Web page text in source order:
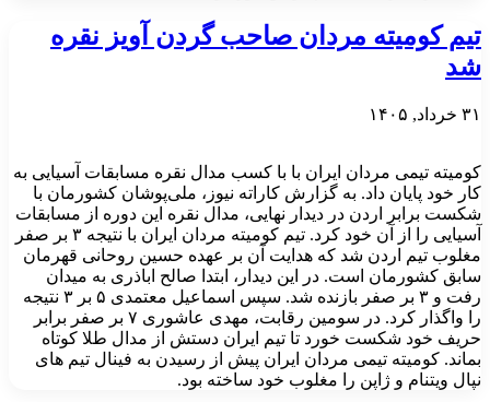
تیم کومیته مردان صاحب گردن آویز نقره
شد
۳۱ خرداد, ۱۴۰۵
کومیته تیمی مردان ایران با با کسب مدال نقره مسابقات آسیایی به
کار خود پایان داد. به گزارش کاراته نیوز، ملی‌پوشان کشورمان با
شکست برابر اردن در دیدار نهایی، مدال نقره این دوره از مسابقات
آسیایی را از آن خود کرد. تیم کومیته مردان ایران با نتیجه ۳ بر صفر
مغلوب تیم اردن شد که هدایت آن بر عهده حسین روحانی قهرمان
سابق کشورمان است. در این دیدار، ابتدا صالح اباذری به میدان
رفت و ۳ بر صفر بازنده شد. سپس اسماعیل معتمدی ۵ بر ۳ نتیجه
را واگذار کرد. در سومین رقابت، مهدی عاشوری ۷ بر صفر برابر
حریف خود شکست خورد تا تیم ایران دستش از مدال طلا کوتاه
بماند. کومیته تیمی مردان ایران پیش از رسیدن به فینال تیم های
نپال ویتنام و ژاپن را مغلوب خود ساخته بود.